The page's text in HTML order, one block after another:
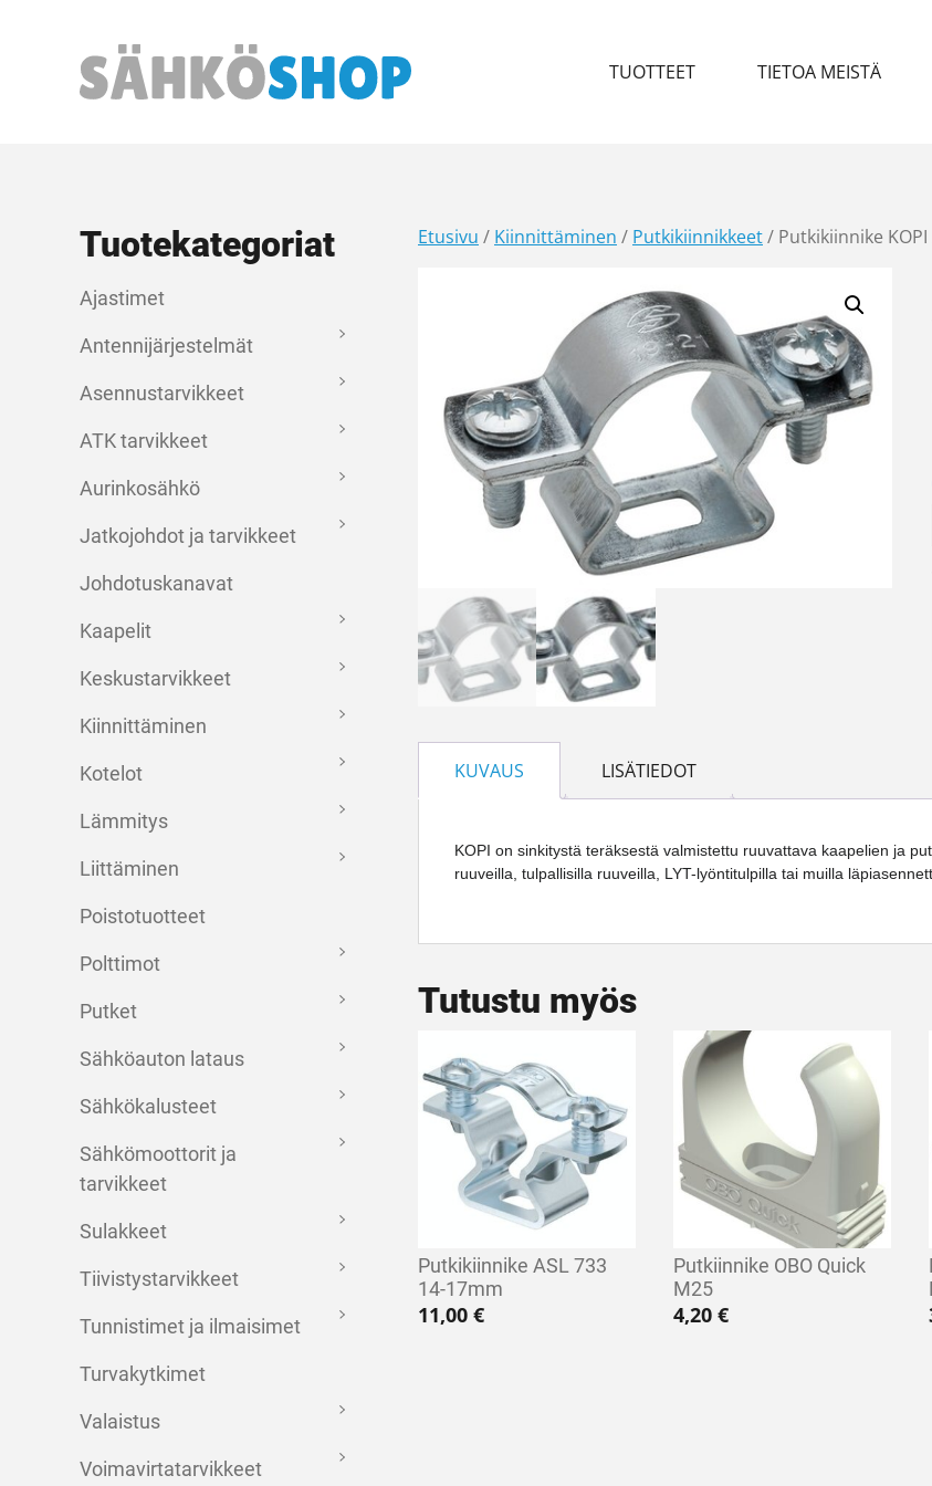
Päävalikko TUOTTEET TIETOA MEISTÄ
Tuotekategoriat
Ajastimet
Antennijärjestelmät
Asennustarvikkeet
ATK tarvikkeet
Aurinkosähkö
Jatkojohdot ja tarvikkeet
Johdotuskanavat
Kaapelit
Keskustarvikkeet
Kiinnittäminen
Kotelot
Lämmitys
Liittäminen
Poistotuotteet
Polttimot
Putket
Sähköauton lataus
Sähkökalusteet
Sähkömoottorit ja
tarvikkeet
Sulakkeet
Tiivistystarvikkeet
Tunnistimet ja ilmaisimet
Turvakytkimet
Valaistus
Voimavirtatarvikkeet
Etusivu / Kiinnittäminen / Putkikiinnikkeet/ Putkikiinnike
KUVAUS LISÄTIEDOT
KOPI on sinkitystä teräksestä valmistettu ruuvattava kaapelien ja
ruuveilla, tulpallisilla ruuveilla, LYT-lyöntitulpilla tai muilla
Tutustu myös
Putkikiinnike ASL 733
14-17mm
11,00 €
Putkiinnike OBO Quick
M25
4,20€